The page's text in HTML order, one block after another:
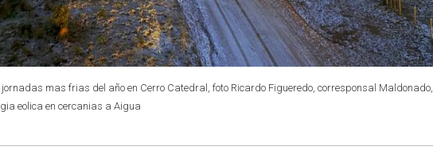
mas frias del año en Cerro Catedral, foto Ricardo Figueredo, corresponsal Maldonado,
eolica en cercanias a Aigua